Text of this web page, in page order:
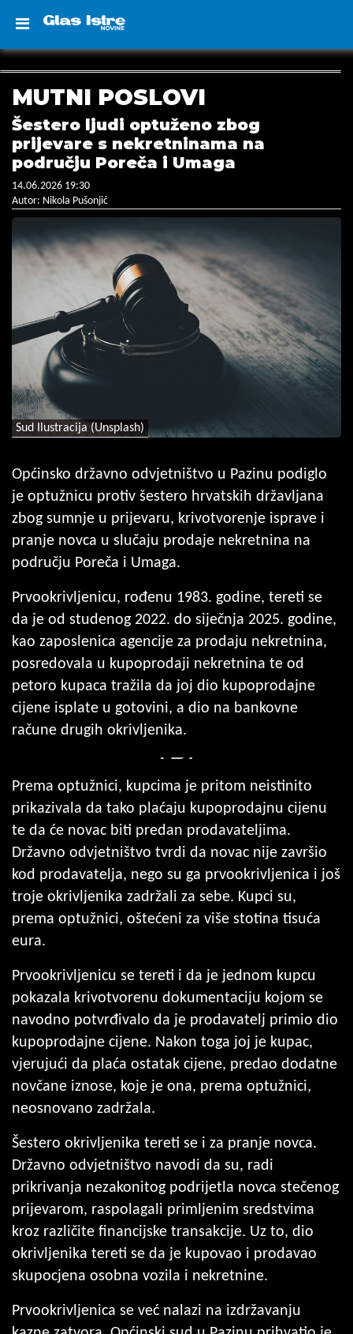
MUTNI POSLOVI
Šestero ljudi optuženo zbog
prijevare s nekretninama na
području Poreča i Umaga
14.06.2026 19:30
Autor: Nikola Pušonjić
Sud Ilustracija (Unsplash)
Općinsko državno odvjetništvo u Pazinu podiglo
je optužnicu protiv šestero hrvatskih državljana
zbog sumnje u prijevaru, krivotvorenje isprave i
pranje novca u slučaju prodaje nekretnina na
području Poreča i Umaga.
Prvookrivljenicu, rođenu 1983. godine, tereti se
da je od studenog 2022. do siječnja 2025. godine,
kao zaposlenica agencije za prodaju nekretnina,
posredovala u kupoprodaji nekretnina te od
petoro kupaca tražila da joj dio kupoprodajne
cijene isplate u gotovini, a dio na bankovne
račune drugih okrivljenika.
Prema optužnici, kupcima je pritom neistinito
prikazivala da tako plaćaju kupoprodajnu cijenu
te da će novac biti predan prodavateljima.
Državno odvjetništvo tvrdi da novac nije završio
kod prodavatelja, nego su ga prvookrivljenica i još
troje okrivljenika zadržali za sebe. Kupci su,
prema optužnici, oštećeni za više stotina tisuća
eura.
Prvookrivljenicu se tereti i da je jednom kupcu
pokazala krivotvorenu dokumentaciju kojom se
navodno potvrđivalo da je prodavatelj primio dio
kupoprodajne cijene. Nakon toga joj je kupac,
vjerujući da plaća ostatak cijene, predao dodatne
novčane iznose, koje je ona, prema optužnici,
neosnovano zadržala.
Šestero okrivljenika tereti se i za pranje novca.
Državno odvjetništvo navodi da su, radi
prikrivanja nezakonitog podrijetla novca stečenog
prijevarom, raspolagali primljenim sredstvima
kroz različite financijske transakcije. Uz to, dio
okrivljenika tereti se da je kupovao i prodavao
skupocjena osobna vozila i nekretnine.
Prvookrivljenica se već nalazi na izdržavanju